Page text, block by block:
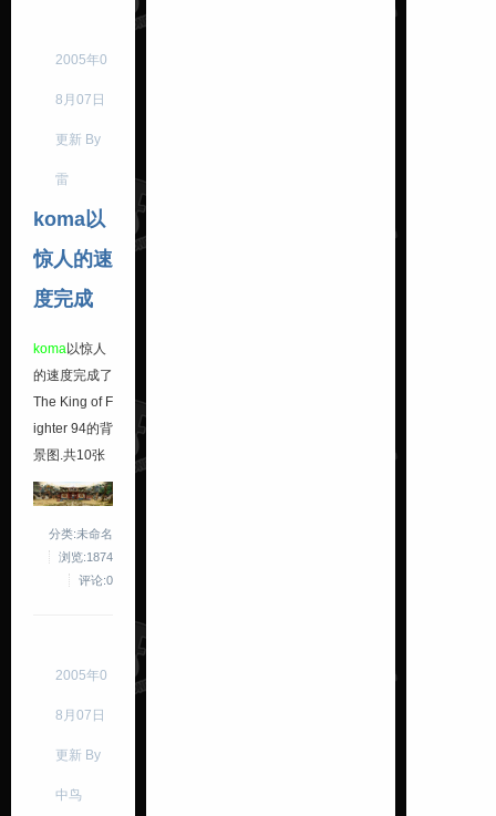
2005年0
8月07日
更新 By
雷
koma以
惊人的速
度完成
koma以惊人
的速度完成了
The King of F
ighter 94的背
景图.共10张
分类:未命名
浏览:1874
评论:0
2005年0
8月07日
更新 By
中鸟